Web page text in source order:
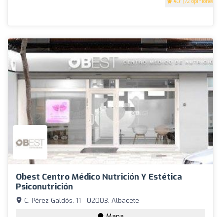
4.7 (72 opiniones)
Obest Centro Médico Nutrición Y Estética
Psiconutrición
C. Pérez Galdós, 11 - 02003, Albacete